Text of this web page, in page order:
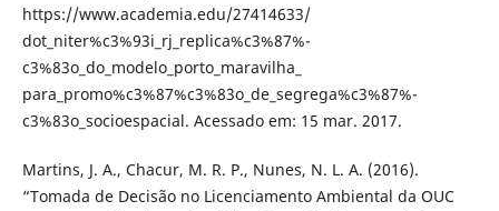
https://www.academia.edu/27414633/
dot_niter%c3%93i_rj_replica%c3%87%-
c3%83o_do_modelo_porto_maravilha_
para_promo%c3%87%c3%83o_de_segrega%c3%87%-
c3%83o_socioespacial. Acessado em: 15 mar. 2017.
Martins, J. A., Chacur, M. R. P., Nunes, N. L. A. (2016).
“Tomada de Decisão no Licenciamento Ambiental da OUC